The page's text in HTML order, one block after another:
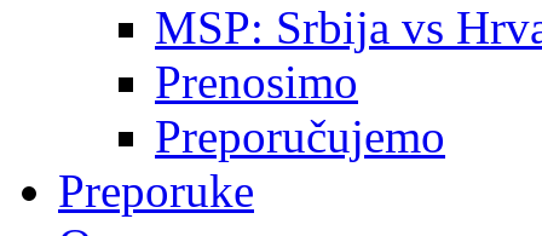
MSP: Srbija vs
Prenosimo
Preporučujemo
Preporuke